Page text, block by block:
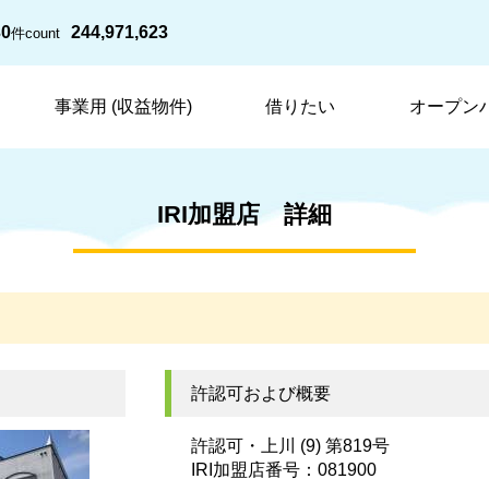
件count 244,971,623
事業用 (収益物件) 借りたい オープン
IRI加盟店 詳細
許認可および概要
許認可・上川 (9) 第819号
IRI加盟店番号：081900